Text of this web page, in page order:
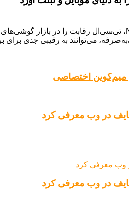
می‌توانند به رقیبی جدی برای
میم‌کوین اختصاصی
در وب معرفی کرد
در وب معرفی کرد